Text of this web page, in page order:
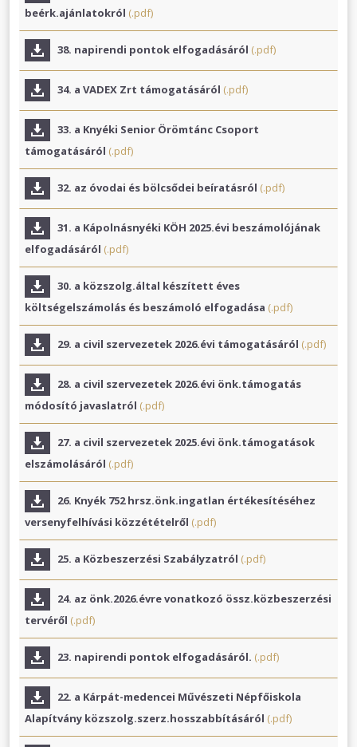
beérk.ajánlatokról (.pdf)
38. napirendi pontok elfogadásáról (.pdf)
34. a VADEX Zrt támogatásáról (.pdf)
33. a Knyéki Senior Örömtánc Csoport
támogatásáról (.pdf)
32. az óvodai és bölcsődei beíratásról (.pdf)
31. a Kápolnásnyéki KÖH 2025.évi beszámolójának
elfogadásáról (.pdf)
30. a közszolg.által készített éves
költségelszámolás és beszámoló elfogadása (.pdf)
29. a civil szervezetek 2026.évi támogatásáról (.pdf)
28. a civil szervezetek 2026.évi önk.támogatás
módosító javaslatról (.pdf)
27. a civil szervezetek 2025.évi önk.támogatások
elszámolásáról (.pdf)
26. Knyék 752 hrsz.önk.ingatlan értékesítéséhez
versenyfelhívási közzétételről (.pdf)
25. a Közbeszerzési Szabályzatról (.pdf)
24. az önk.2026.évre vonatkozó össz.közbeszerzési
tervéről (.pdf)
23. napirendi pontok elfogadásáról. (.pdf)
22. a Kárpát-medencei Művészeti Népfőiskola
Alapítvány közszolg.szerz.hosszabbításáról (.pdf)